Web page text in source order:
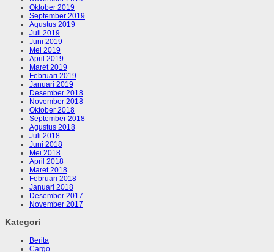
Oktober 2019
September 2019
Agustus 2019
Juli 2019
Juni 2019
Mei 2019
April 2019
Maret 2019
Februari 2019
Januari 2019
Desember 2018
November 2018
Oktober 2018
September 2018
Agustus 2018
Juli 2018
Juni 2018
Mei 2018
April 2018
Maret 2018
Februari 2018
Januari 2018
Desember 2017
November 2017
Kategori
Berita
Cargo